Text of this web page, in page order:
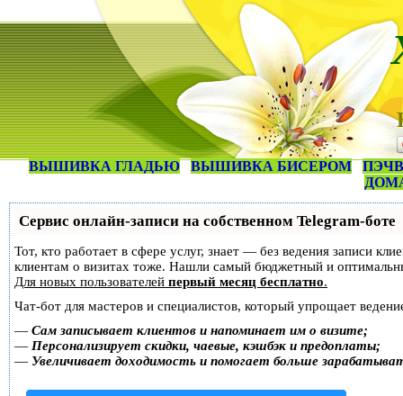
ВЫШИВКА ГЛАДЬЮ ВЫШИВКА БИСЕРОМ
Сервис онлайн-записи на собственном Telegram-боте
Тот, кто работает в сфере услуг, знает — без ведения записи
клиентам о визитах тоже. Нашли самый бюджетный и
Для новых пользователей первый месяц бесплатно.
Чат-бот для мастеров и специалистов, который упрощает
— Сам записывает клиентов и напоминает им о визите;
— Персонализирует скидки, чаевые, кэшбэк и предоплаты;
— Увеличивает доходимость и помогает больше